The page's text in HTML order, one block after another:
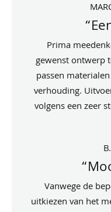
Prima
gewenst ontwerp
passen
verhouding.
volgens een zeer
Vanwege de
uitkiezen van het